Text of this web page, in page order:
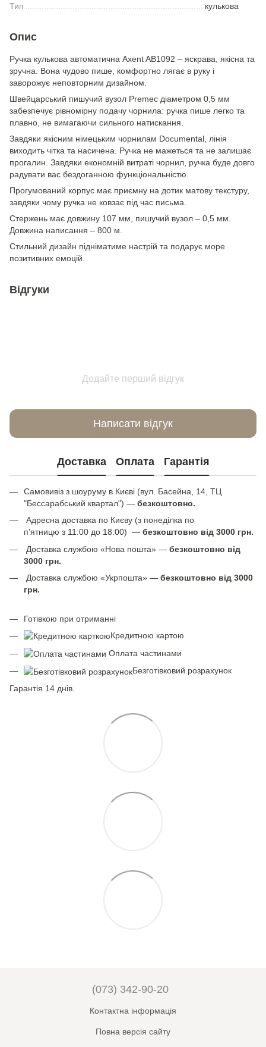
Тип кулькова
Опис
Ручка кулькова автоматична Axent AB1092 – яскрава, якісна та
зручна. Вона чудово пише, комфортно лягає в руку і
заворожує неповторним дизайном.
Швейцарський пишучий вузол Premec діаметром 0,5 мм
забезпечує рівномірну подачу чорнила: ручка пише легко та
плавно, не вимагаючи сильного натискання.
Завдяки якісним німецьким чорнилам Documental, лінія
виходить чітка та насичена. Ручка не мажеться та не залишає
прогалин. Завдяки економній витраті чорнил, ручка буде довго
радувати вас бездоганною функціональністю.
Прогумований корпус має приємну на дотик матову текстуру,
завдяки чому ручка не ковзає під час письма.
Стержень має довжину 107 мм, пишучий вузол – 0,5 мм.
Довжина написання – 800 м.
Стильний дизайн підніматиме настрій та подарує море
позитивних емоцій.
Відгуки
Додайте перший відгук
Написати відгук
Доставка Оплата Гарантія
Самовивіз з шоуруму в Києві (вул. Басейна, 14, ТЦ
"Бессарабський квартал") — безкоштовно.
Адресна доставка по Києву (з понеділка по
п’ятницю з 11:00 до 18:00) — безкоштовно від 3000 грн.
Доставка службою «Нова пошта» — безкоштовно від
3000 грн.
Доставка службою «Укрпошта» — безкоштовно від 3000
грн.
Готівкою при отриманні
Кредитною картою
Оплата частинами
Безготівковий розрахунок
Гарантія 14 днів.
(073) 342-90-20
Контактна інформація
Повна версія сайту